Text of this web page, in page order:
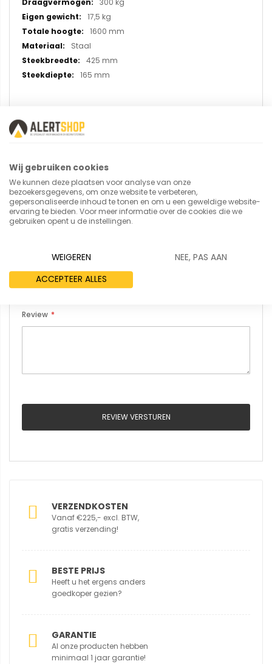
300 kg
17,5 kg
1600 mm
Staal
425 mm
165 mm
U plaatst een review over:
massief rubberen banden
Uw naam
Samenvatting
Review
REVIEW VERSTUREN
VERZENDKOSTEN
Vanaf €225,- excl. BTW,
gratis verzending!
BESTE PRIJS
Heeft u het ergens anders
goedkoper gezien?
GARANTIE
Al onze producten hebben
minimaal 1 jaar garantie!
Wij gebruiken cookies
We kunnen deze plaatsen voor analyse van onze
bezoekersgegevens, om onze website te verbeteren,
gepersonaliseerde inhoud te tonen en om u een geweldige website-
ervaring te bieden. Voor meer informatie over de cookies die we
gebruiken opent u de instellingen.
WEIGEREN
NEE, PAS AAN
ACCEPTEER ALLES